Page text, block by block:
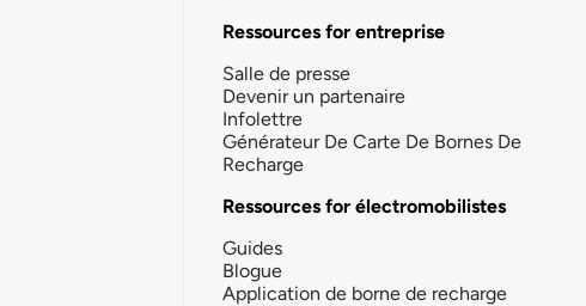
Ressources for entreprise
Salle de presse
Devenir un partenaire
Infolettre
Générateur De Carte De Bornes De
Recharge
Ressources for électromobilistes
Guides
Blogue
Application de borne de recharge